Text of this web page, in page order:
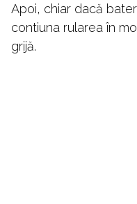
Apoi, chiar dacă
contiuna rularea în
grijă.